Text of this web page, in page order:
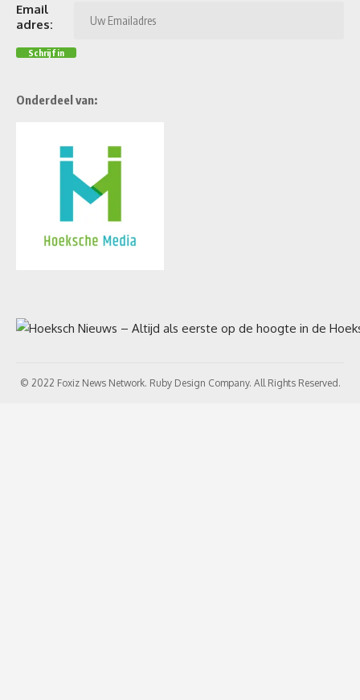
Email
adres:
Onderdeel van:
© 2022 Foxiz News Network. Ruby Design Company. All Rights Reserved.